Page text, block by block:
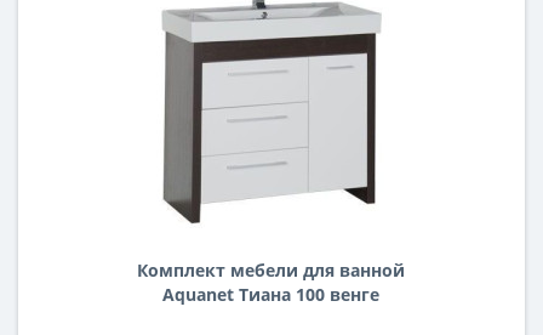
Комплект мебели для ванной
Aquanet Тиана 100 венге